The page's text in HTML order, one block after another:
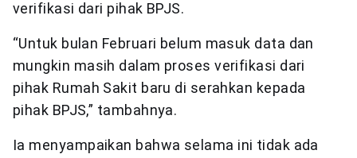
verifikasi dari pihak BPJS.
“Untuk bulan Februari belum masuk data dan
mungkin masih dalam proses verifikasi dari
pihak Rumah Sakit baru di serahkan kepada
pihak BPJS,” tambahnya.
Ia menyampaikan bahwa selama ini tidak ada